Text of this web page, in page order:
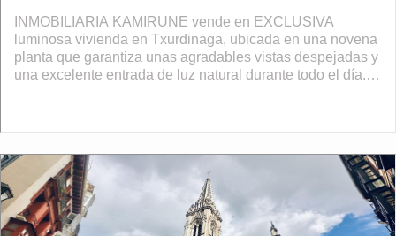
INMOBILIARIA KAMIRUNE vende en EXCLUSIVA
luminosa vivienda en Txurdinaga, ubicada en una novena
planta que garantiza unas agradables vistas despejadas y
una excelente entrada de luz natural durante todo el día.